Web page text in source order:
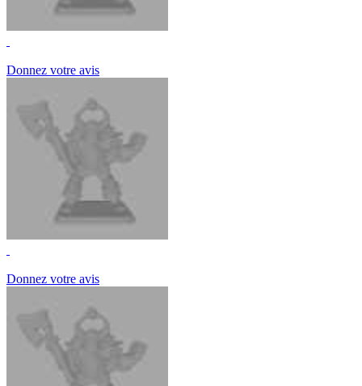
Donnez votre avis
Donnez votre avis